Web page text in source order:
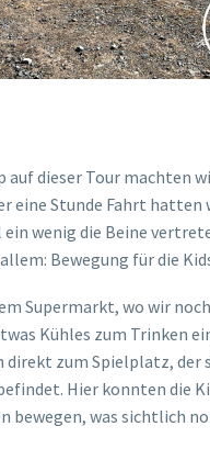
auf dieser Tour machten
eine Stunde Fahrt hatten
wenig die Beine
Bewegung für die
Supermarkt, wo wir
Kühles zum Trinken
direkt zum Spielplatz, der
Hier konnten die
bewegen, was sichtlich